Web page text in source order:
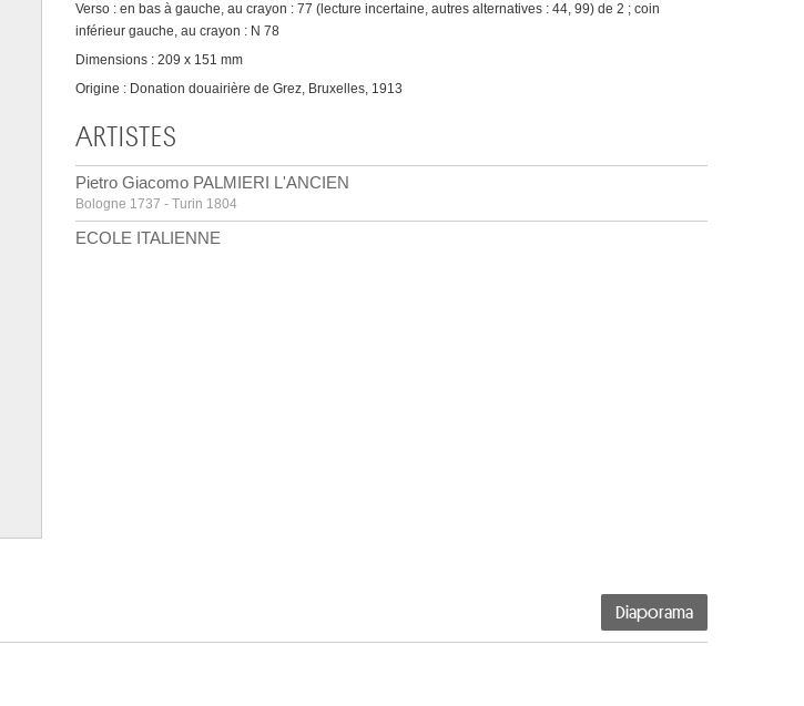
Verso : en bas à gauche, au crayon : 77 (lecture incertaine, autres alternatives : 44, 99) de 2 ; coin
inférieur gauche, au crayon : N 78
Dimensions : 209 x 151 mm
Origine : Donation douairière de Grez, Bruxelles, 1913
ARTISTES
Pietro Giacomo PALMIERI L'ANCIEN
Bologne 1737 - Turin 1804
ECOLE ITALIENNE
Diaporama